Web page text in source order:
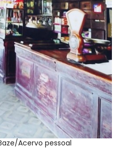
Acervo pessoal